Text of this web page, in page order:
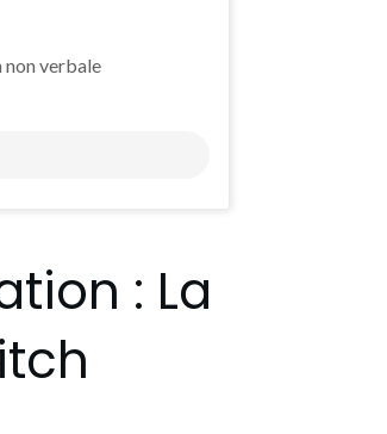
non verbale
: La